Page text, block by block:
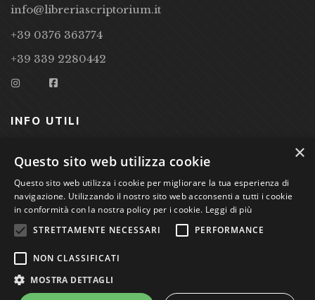
info@libreriascriptorium.it
+39 0376 363774
+39 339 2280442
INFO UTILI
CONDIZIONI DI VENDITA
PRIVACY POLICY
COOKIE POLICY
Studio Bibliografico Scriptorium Dott.ssa Sara Bassi VAT
nr. 01744000207
×
Questo sito web utilizza cookie
Questo sito web utilizza i cookie per migliorare la tua esperienza di
navigazione. Utilizzando il nostro sito web acconsenti a tutti i cookie
in conformità con la nostra policy per i cookie. Leggi di più
STRETTAMENTE NECESSARI
PERFORMANCE
NON CLASSIFICATI
MOSTRA DETTAGLI